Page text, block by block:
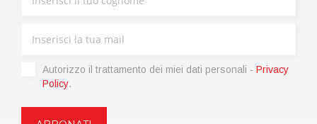
Autorizzo il trattamento dei miei dati personali - Privacy
Policy.